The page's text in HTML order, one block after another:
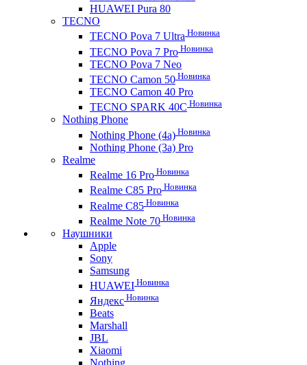
HUAWEI Pura 80
TECNO
TECNO Pova 7 Ultra Новинка
TECNO Pova 7 Pro Новинка
TECNO Pova 7 Neo
TECNO Camon 50 Новинка
TECNO Camon 40 Pro
TECNO SPARK 40C Новинка
Nothing Phone
Nothing Phone (4a) Новинка
Nothing Phone (3a) Pro
Realme
Realme 16 Pro Новинка
Realme C85 Pro Новинка
Realme C85 Новинка
Realme Note 70 Новинка
Наушники
Apple
Sony
Samsung
HUAWEI Новинка
Яндекс Новинка
Beats
Marshall
JBL
Xiaomi